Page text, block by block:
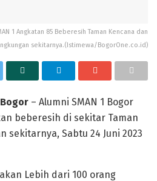
1 Angkatan 85 Beberesih Taman Kencana dan
sekitarnya.(Istimewa/BogorOne.co.id)
– Alumni SMAN 1 Bogor
beberesih di sekitar Taman
sekitarnya, Sabtu 24 Juni 2023
Lebih dari 100 orang